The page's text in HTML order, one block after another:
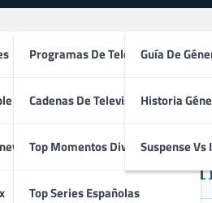
TV
Programas De Televisión
Cadenas De Televisión
Top Momentos Divertidos
Top Series Españolas
Guía De
Historia
Suspense
Papeles de la